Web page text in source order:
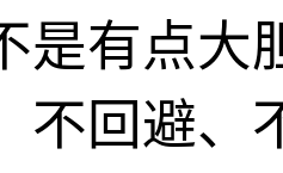
是有点大
不回避、